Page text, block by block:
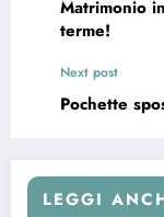
Matrimonio
terme!
Next post
Pochette
LEGGI